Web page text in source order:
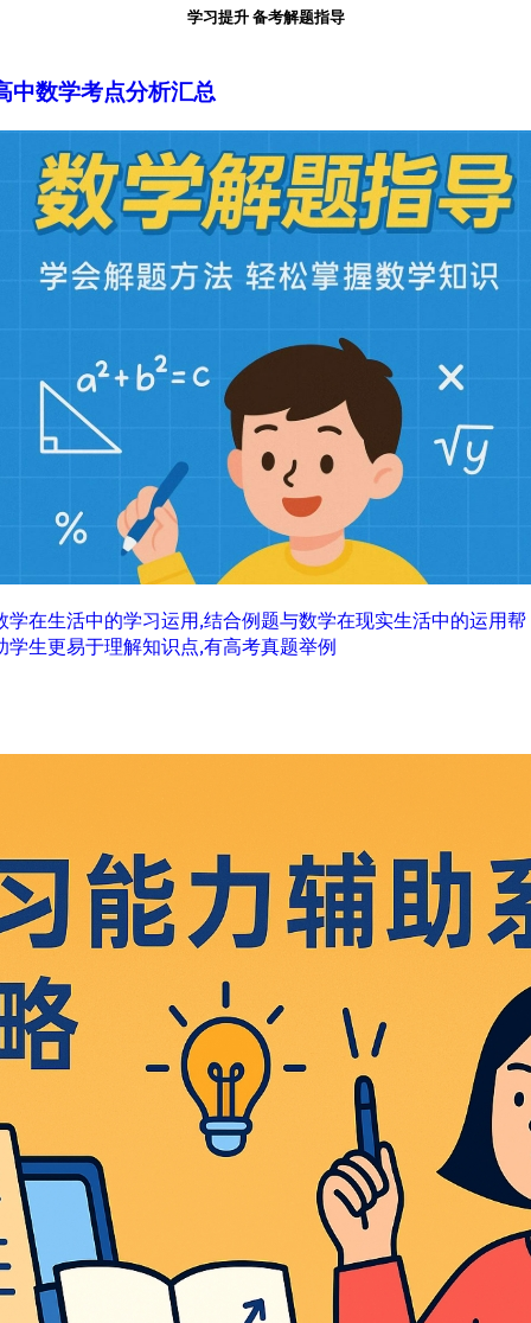
学习提升 备考解题指导
中数学考点分析汇总
学在生活中的学习运用,结合例题与数学在现实生活中的运用帮
学生更易于理解知识点,有高考真题举例